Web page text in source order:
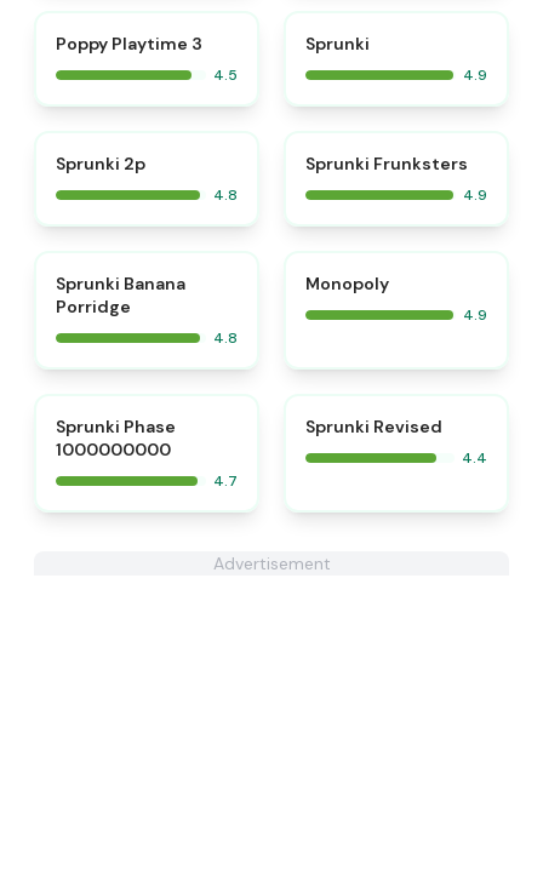
Poppy Playtime 3
4.5
Sprunki
4.9
Sprunki 2p
4.8
Sprunki Frunksters
4.9
Sprunki Banana
Porridge
4.8
Monopoly
4.9
Sprunki Phase
1000000000
4.7
Sprunki Revised
4.4
Advertisement